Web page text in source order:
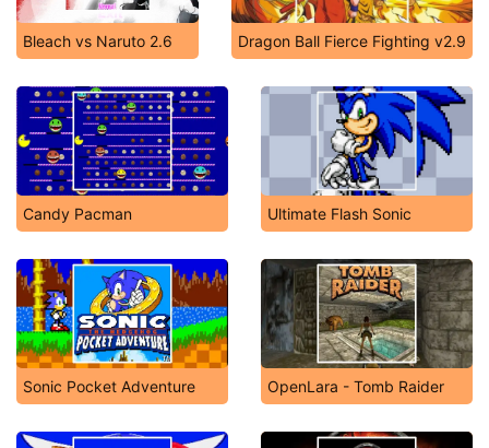
Bleach vs Naruto 2.6 Dragon Ball Fierce Fighting v2.9
Candy Pacman Ultimate Flash Sonic
Sonic Pocket Adventure OpenLara - Tomb Raider